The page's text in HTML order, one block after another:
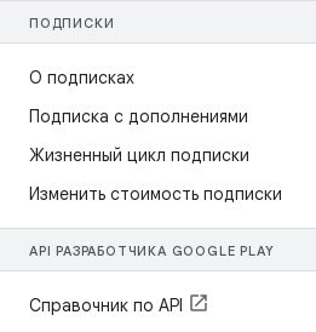
ПОДПИСКИ
О подписках
Подписка с дополнениями
Жизненный цикл подписки
Изменить стоимость подписки
API РАЗРАБОТЧИКА GOOGLE PLAY
Справочник по API